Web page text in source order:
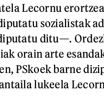
Lecornu
sozialistak
ditu—.
orain arte
PSkoek barne
lukeela